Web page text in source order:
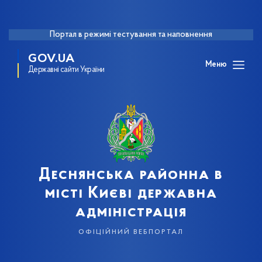
Портал в режимі тестування та наповнення
GOV.UA
Державні сайти України
Меню
Деснянська районна в
місті Києві державна
адміністрація
офіційний вебпортал